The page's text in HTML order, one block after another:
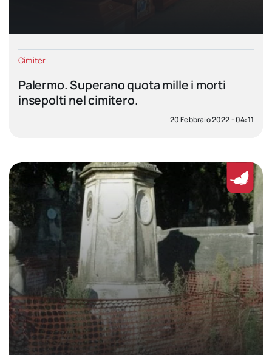
Cimiteri
Palermo. Superano quota mille i morti
insepolti nel cimitero.
20 Febbraio 2022 - 04:11